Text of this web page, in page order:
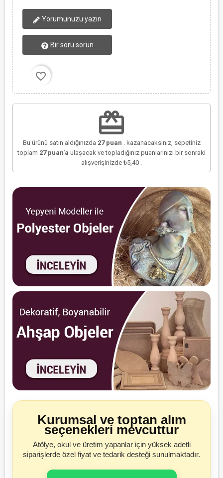
Yorumunuzu yazın
Bir soru sorun
favorite_border
redeem
Bu ürünü satın aldığınızda 27puan . kazanacaksınız, sepetiniz
toplam 27puan'a ulaşacak ve topladığınız puanlarınızı bir sonraki
alışverişinizde ₺5,40
Kurumsal ve toptan alım
seçenekleri mevcuttur
Atölye, okul ve üretim yapanlar için yüksek adetli
siparişlerde özel fiyat ve tedarik desteği sunulmaktadır.